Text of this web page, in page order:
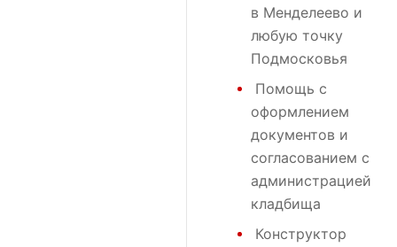
в Менделеево и
любую точку
Подмосковья
Помощь с
оформлением
документов и
согласованием с
администрацией
кладбища
Конструктор